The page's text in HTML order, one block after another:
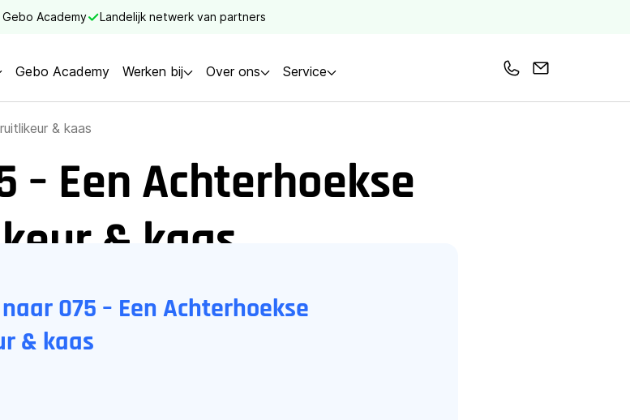
Academy Landelijk netwerk van partners
Gebo Academy Werken bij Over ons Service Bel onsMail ons
& kaas
– Een Achterhoekse
& kaas
075 – Een Achterhoekse
& kaas